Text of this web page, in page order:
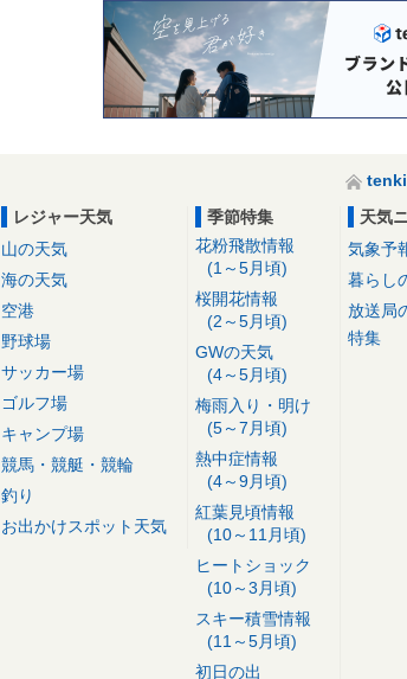
レジャー天気
山の天気
海の天気
空港
野球場
サッカー場
ゴルフ場
キャンプ場
競馬・競艇・競輪
釣り
お出かけスポット天気
季節特集
花粉飛散情報
(1～5月頃)
桜開花情報
(2～5月頃)
GWの天気
(4～5月頃)
梅雨入り・明け
(5～7月頃)
熱中症情報
(4～9月頃)
紅葉見頃情報
(10～11月頃)
ヒートショック
(10～3月頃)
スキー積雪情報
(11～5月頃)
初日の出
天気
気象予
暮らし
放送局
特集